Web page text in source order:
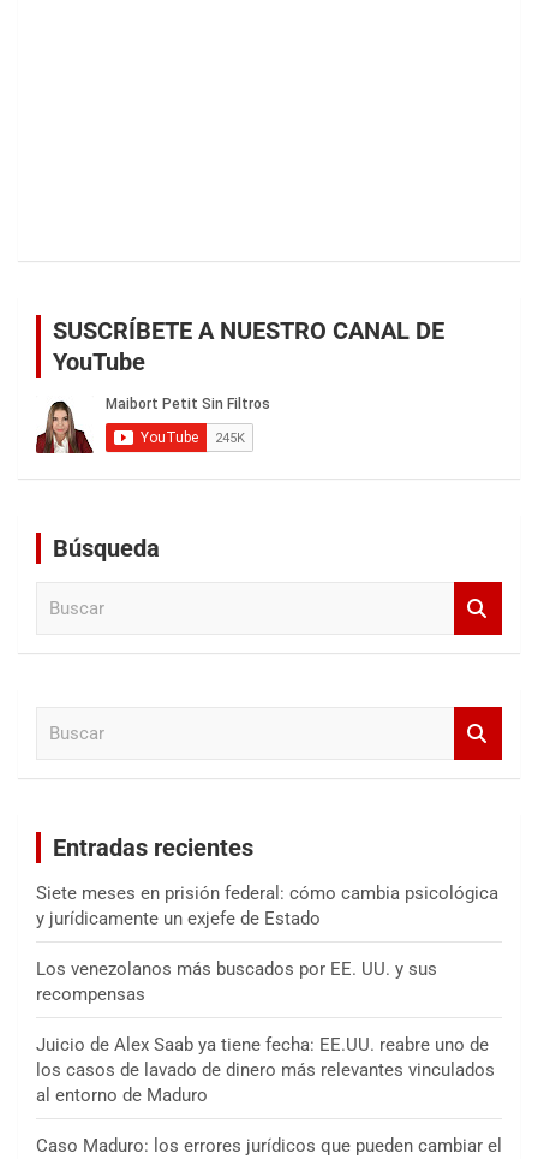
SUSCRÍBETE A NUESTRO CANAL DE
YouTube
Búsqueda
Entradas recientes
Siete meses en prisión federal: cómo cambia psicológica
y jurídicamente un exjefe de Estado
Los venezolanos más buscados por EE. UU. y sus
recompensas
Juicio de Alex Saab ya tiene fecha: EE.UU. reabre uno de
los casos de lavado de dinero más relevantes vinculados
al entorno de Maduro
Caso Maduro: los errores jurídicos que pueden cambiar el